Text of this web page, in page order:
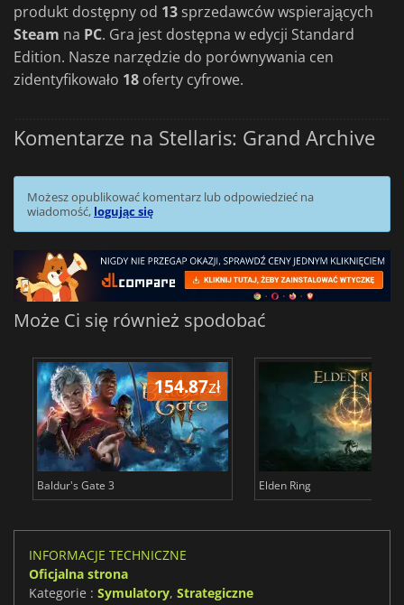
produkt dostępny od 13 sprzedawców wspierających
Steam na PC. Gra jest dostępna w edycji Standard
Edition. Nasze narzędzie do porównywania cen
zidentyfikowało 18 oferty cyfrowe.
Komentarze na Stellaris: Grand Archive
Możesz opublikować komentarz lub odpowiedzieć na
wiadomość, logując się
Może Ci się również spodobać
154.87zł
Baldur's Gate 3 Elden Ring
INFORMACJE TECHNICZNE
Oficjalna strona
Kategorie : Symulatory, Strategiczne